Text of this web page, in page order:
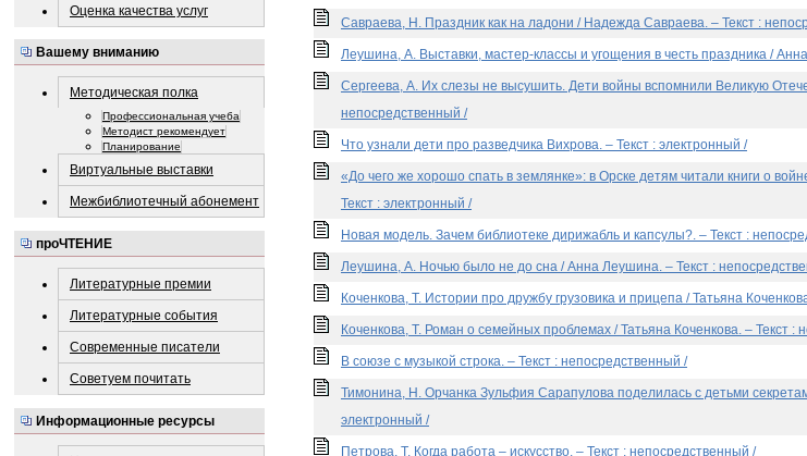
Оценка качества услуг
Вашему вниманию
Методическая полка
Профессиональная учеба
Методист рекомендует
Планирование
Виртуальные выставки
Межбиблиотечный абонемент
проЧТЕНИЕ
Литературные премии
Литературные события
Современные писатели
Советуем почитать
Информационные ресурсы
Савраева, Н. Праздник как на ладони / Надежда Савраева. – Текст :
Леушина, А. Выставки, мастер-классы и угощения в честь праздника /
Сергеева, А. Их слезы не высушить. Дети войны вспомнили Великую
непосредственный /
Что узнали дети про разведчика Вихрова. – Текст : электронный /
«До чего же хорошо спать в землянке»: в Орске детям читали книги о
Текст : электронный /
Новая модель. Зачем библиотеке дирижабль и капсулы?. – Текст :
Леушина, А. Ночью было не до сна / Анна Леушина. – Текст :
Коченкова, Т. Истории про дружбу грузовика и прицепа / Татьяна
Коченкова, Т. Роман о семейных проблемах / Татьяна Коченкова. – Текст :
В союзе с музыкой строка. – Текст : непосредственный /
Тимонина, Н. Орчанка Зульфия Сарапулова поделилась с детьми
электронный /
Петрова, Т. Когда работа – искусство. – Текст : непосредственный /